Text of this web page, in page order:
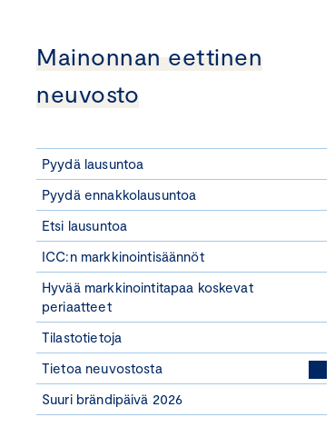
Mainonnan eettinen
neuvosto
Pyydä lausuntoa
Pyydä ennakkolausuntoa
Etsi lausuntoa
ICC:n markkinointisäännöt
Hyvää markkinointitapaa koskevat
periaatteet
Tilastotietoja
Tietoa neuvostosta
Suuri brändipäivä 2026